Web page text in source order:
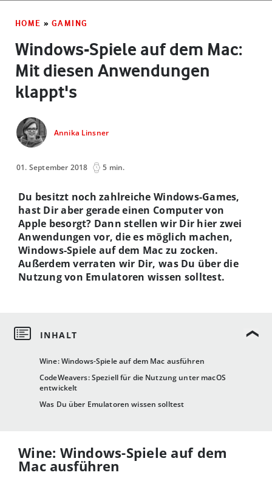
HOME » GAMING
Windows-Spiele auf dem Mac:
Mit diesen Anwendungen
klappt's
Annika Linsner
01. September 2018 5 min.
Wine: Windows-Spiele auf dem Mac ausführen
CodeWeavers: Speziell für die Nutzung unter macOS
entwickelt
Was Du über Emulatoren wissen solltest
Du besitzt noch zahlreiche Windows-Games,
hast Dir aber gerade einen Computer von
Apple besorgt? Dann stellen wir Dir hier zwei
Anwendungen vor, die es möglich machen,
Windows-Spiele auf dem Mac zu zocken.
Außerdem verraten wir Dir, was Du über die
Nutzung von Emulatoren wissen solltest.
Wine: Windows-Spiele auf dem
Mac ausführen